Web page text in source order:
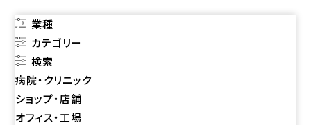
業種
カテゴリー
検索
病院・クリニック
ショップ・店舗
オフィス・工場